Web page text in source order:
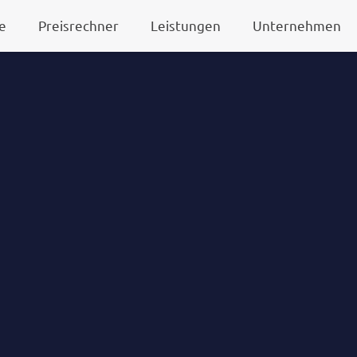
Preisrechner Leistungen Unternehmen